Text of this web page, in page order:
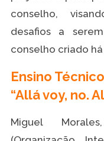
conselho,
desafios a
conselho criado
Ensino
“Allá voy, no.
Miguel